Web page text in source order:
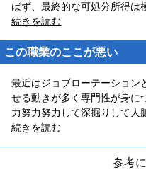
ばず、最終的な可処分所得は
続きを読む
この職業のここが悪い
最近はジョブローテーション
せる動きが多く専門性が身に
力努力努力して深掘りして人
続きを読む
参考